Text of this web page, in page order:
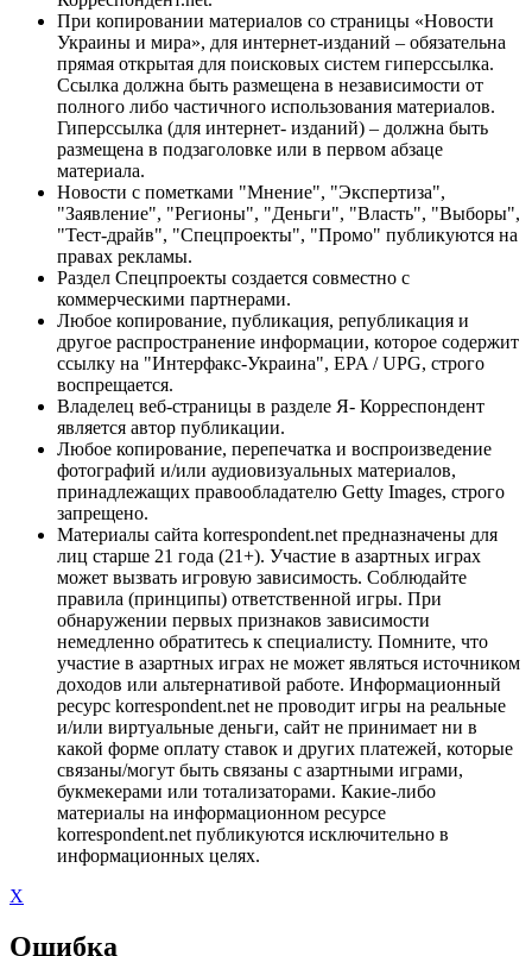
При копировании материалов со страницы «Новости
Украины и мира», для интернет-изданий – обязательна
прямая открытая для поисковых систем гиперссылка.
Ссылка должна быть размещена в независимости от
полного либо частичного использования материалов.
Гиперссылка (для интернет- изданий) – должна быть
размещена в подзаголовке или в первом абзаце
материала.
Новости с пометками "Мнение", "Экспертиза",
"Заявление", "Регионы", "Деньги", "Власть", "Выборы",
"Тест-драйв", "Спецпроекты", "Промо" публикуются на
правах рекламы.
Раздел Спецпроекты создается совместно с
коммерческими партнерами.
Любое копирование, публикация, републикация и
другое распространение информации, которое содержит
ссылку на "Интерфакс-Украина", EPA / UPG, строго
воспрещается.
Владелец веб-страницы в разделе Я- Корреспондент
является автор публикации.
Любое копирование, перепечатка и воспроизведение
фотографий и/или аудиовизуальных материалов,
принадлежащих правообладателю Getty Images, строго
запрещено.
Материалы сайта korrespondent.net предназначены для
лиц старше 21 года (21+). Участие в азартных играх
может вызвать игровую зависимость. Соблюдайте
правила (принципы) ответственной игры. При
обнаружении первых признаков зависимости
немедленно обратитесь к специалисту. Помните, что
участие в азартных играх не может являться источником
доходов или альтернативой работе. Информационный
ресурс korrespondent.net не проводит игры на реальные
и/или виртуальные деньги, сайт не принимает ни в
какой форме оплату ставок и других платежей, которые
связаны/могут быть связаны с азартными играми,
букмекерами или тотализаторами. Какие-либо
материалы на информационном ресурсе
korrespondent.net публикуются исключительно в
информационных целях.
X
Ошибка